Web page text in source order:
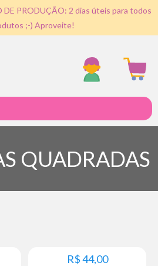
DE PRODUÇÃO: 2 dias úteis para todos
;-) Aproveite!
QUADRADAS
R$44,00